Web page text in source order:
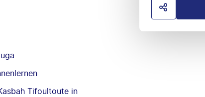
Tifoultoute in